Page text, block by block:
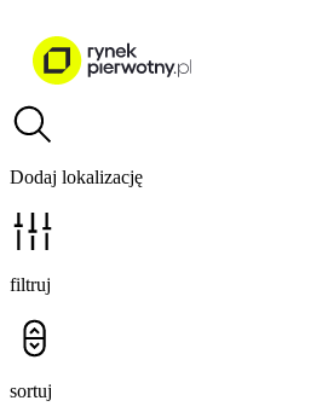
Dodaj lokalizację
filtruj
sortuj